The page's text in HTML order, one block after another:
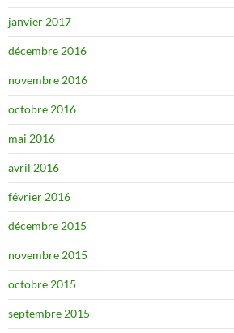
janvier 2017
décembre 2016
novembre 2016
octobre 2016
mai 2016
avril 2016
février 2016
décembre 2015
novembre 2015
octobre 2015
septembre 2015